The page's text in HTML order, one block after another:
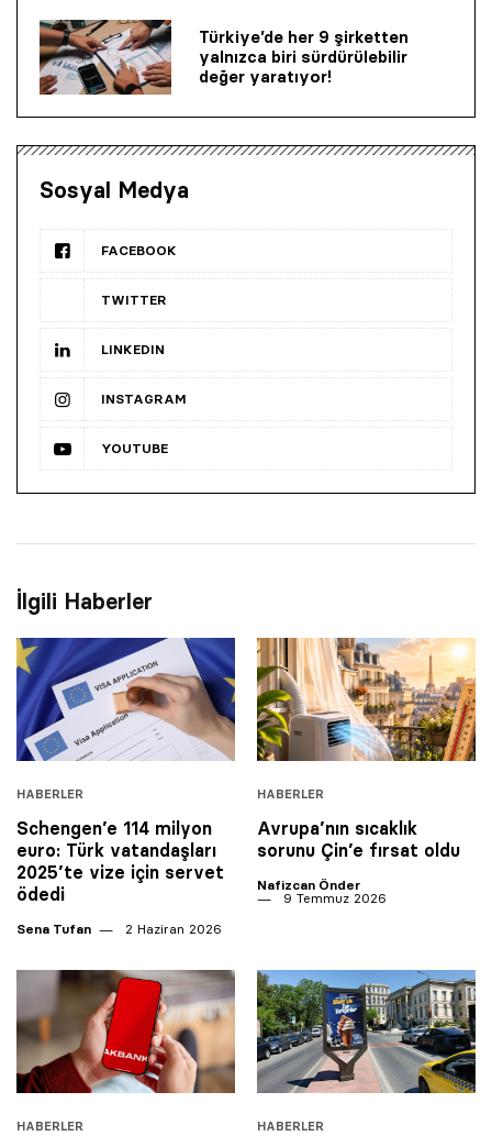
Türkiye’de her 9 şirketten
yalnızca biri sürdürülebilir
değer yaratıyor!
Sosyal Medya
FACEBOOK
TWITTER
LINKEDIN
INSTAGRAM
YOUTUBE
İlgili Haberler
HABERLER
Schengen’e 114 milyon
euro: Türk vatandaşları
2025’te vize için servet
ödedi
Sena Tufan 2 Haziran 2026
HABERLER
Avrupa’nın sıcaklık
sorunu Çin’e fırsat oldu
Nafizcan Önder
9 Temmuz 2026
HABERLER HABERLER